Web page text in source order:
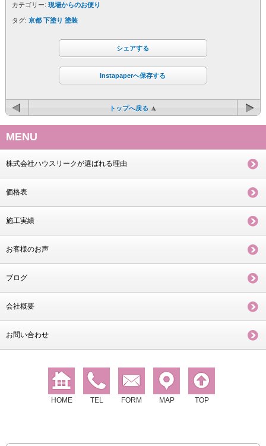
カテゴリー: 現場からのお便り
タグ: 京都 下塗り 塗装
シェアする
Instapaperへ保存する
トップへ戻る
MENU
株式会社ハウスリークが選ばれる理由
価格表
施工実績
お客様のお声
ブログ
会社概要
お問い合わせ
HOME TEL FORM MAP TOP